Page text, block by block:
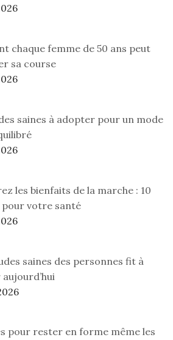
chaque femme de 50 ans peut
sa course
saines à adopter pour un mode
les bienfaits de la marche : 10
pour votre santé
saines des personnes fit à
pour rester en forme même les